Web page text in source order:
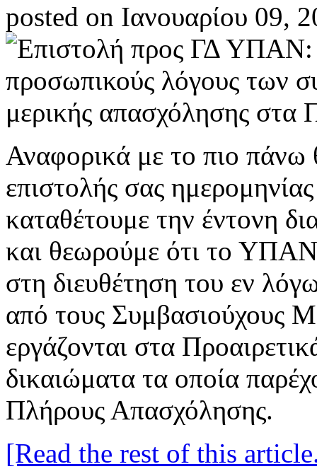
posted on Ιανουαρίου 09,
Αναφορικά με το πιο πάνω
επιστολής σας
καταθέτουμε την έντονη
και θεωρούμε ότι το
στη διευθέτηση του εν
από τους Συμβασιούχους
εργάζονται στα
δικαιώματα τα οποία
Πλήρους Απασχόλησης.
[Read the rest of this